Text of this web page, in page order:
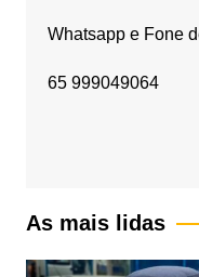
Whatsapp e Fone
65 999049064
As mais lidas